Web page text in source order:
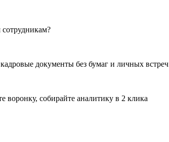
документы без бумаг и личных встреч
воронку, собирайте аналитику в 2 клика